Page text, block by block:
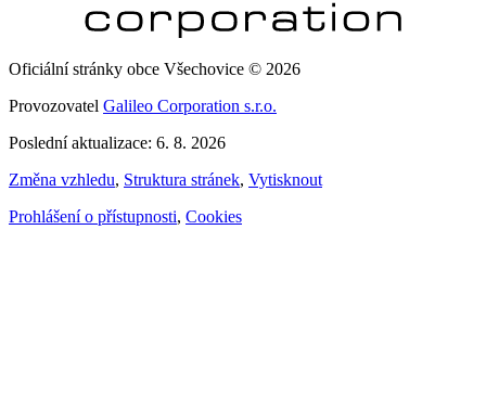
Oficiální stránky obce Všechovice © 2026
Provozovatel Galileo Corporation s.r.o.
Poslední aktualizace: 6. 8. 2026
Změna vzhledu, Struktura stránek, Vytisknout
Prohlášení o přístupnosti, Cookies